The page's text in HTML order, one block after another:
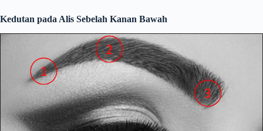
Kedutan pada Alis Sebelah Kanan Bawah